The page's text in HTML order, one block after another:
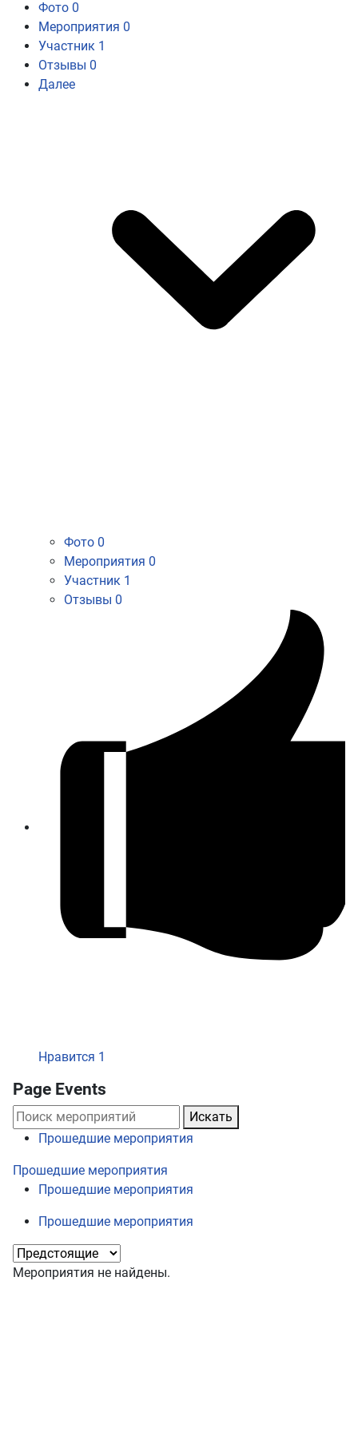
Фото 0
Мероприятия 0
Участник 1
Отзывы 0
Далее
Фото 0
Мероприятия 0
Участник 1
Отзывы 0
Нравится 1
Page Events
Искать
Прошедшие мероприятия
Прошедшие мероприятия
Прошедшие мероприятия
Прошедшие мероприятия
Мероприятия не найдены.